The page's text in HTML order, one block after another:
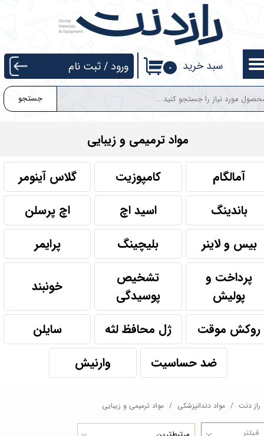
جستجو
۰ سبد خرید ورود /ثبت نام
حساب کاربری من
تغییر گذر واژه
سفارشات
خروج از حساب کاربری
مواد ترمیمی و زیبایی
آمالگام کامپوزیت
گلاس آینومر
باندینگ
اسید اچ
اچ پرسلن
بیس و لاینر
بلیچینگ
پرایمر
پرداخت و
پولیش
تشخیص
پوسیدگی
خونبند
روکش موقت ژل محافظ لثه
سایلن
ضد حساسیت
وارنیش
راز دنت مواد دندانپزشکی مواد ترمیمی و زیبایی